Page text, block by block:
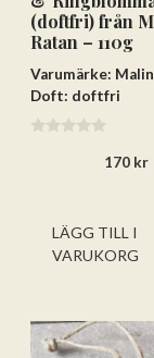
(doftfri) från
Ratan – 110g
Varumärke:
Doft: doftfri
170 kr
LÄGG TILL I
VARUKORG